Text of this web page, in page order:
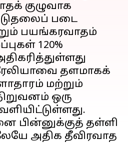
குழுவாக
படை
பயங்கரவாதம்
120%
தளமாகக்
மற்றும்
ஒரு
பின்னுக்குத் தள்ளி
அதிக தீவிரவாத